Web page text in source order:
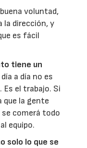
voluntad,
la dirección, y
es fácil
tiene un
día a día no es
Es el trabajo. Si
la gente
se comerá todo
equipo.
solo lo que se